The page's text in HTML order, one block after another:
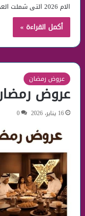
الام 2026 التى شملت العديد من المنتجات الرائعة…
أكمل القراءة »
عروض رمضان
عروض رمضان 2026
16 يناير، 2026 0